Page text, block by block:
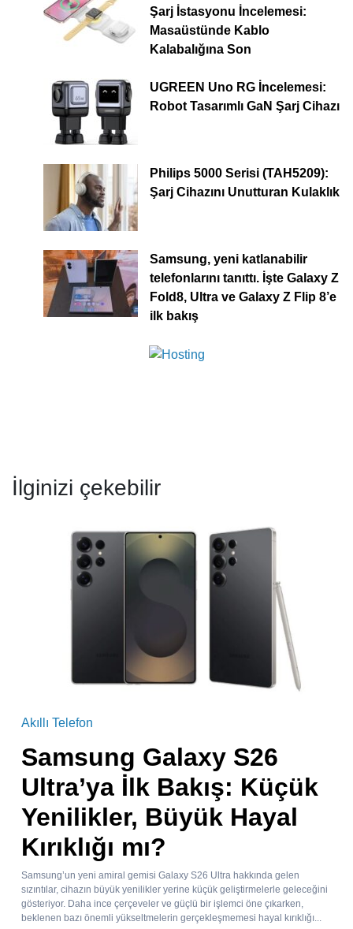
Şarj İstasyonu İncelemesi:
Masaüstünde Kablo
Kalabalığına Son
UGREEN Uno RG İncelemesi:
Robot Tasarımlı GaN Şarj Cihazı
Philips 5000 Serisi (TAH5209):
Şarj Cihazını Unutturan Kulaklık
Samsung, yeni katlanabilir
telefonlarını tanıttı. İşte Galaxy Z
Fold8, Ultra ve Galaxy Z Flip 8’e
ilk bakış
İlginizi çekebilir
Akıllı Telefon
Samsung Galaxy S26
Ultra’ya İlk Bakış: Küçük
Yenilikler, Büyük Hayal
Kırıklığı mı?
Samsung’un yeni amiral gemisi Galaxy S26 Ultra hakkında gelen
sızıntılar, cihazın büyük yenilikler yerine küçük geliştirmelerle geleceğini
gösteriyor. Daha ince çerçeveler ve güçlü bir işlemci öne çıkarken,
beklenen bazı önemli yükseltmelerin gerçekleşmemesi hayal kırıklığı...